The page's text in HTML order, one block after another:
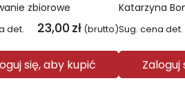
zbiorowe
det. 23,00 zł (brutto)
się, aby kupić
Katarzyna
Sug. cena det.
Zaloguj